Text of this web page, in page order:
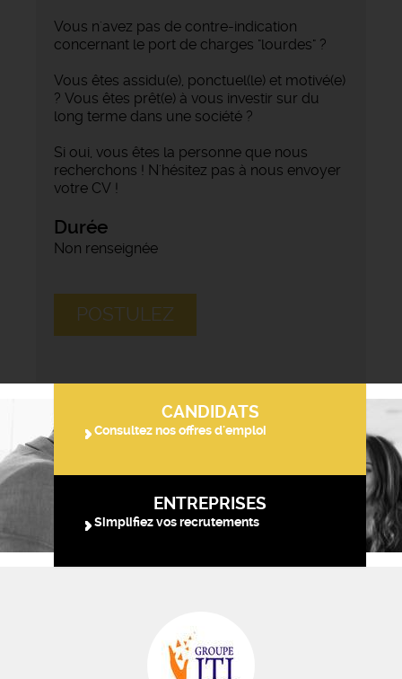
Vous n'avez pas de contre-indication
concernant le port de charges "lourdes" ?
Vous êtes assidu(e), ponctuel(le) et motivé(e)
? Vous êtes prêt(e) à vous investir sur du
long terme dans une société ?
Si oui, vous êtes la personne que nous
recherchons ! N'hésitez pas à nous envoyer
votre CV !
Durée
Non renseignée
POSTULEZ
CANDIDATS
Consultez nos offres d'emploi
ENTREPRISES
Simplifiez vos recrutements